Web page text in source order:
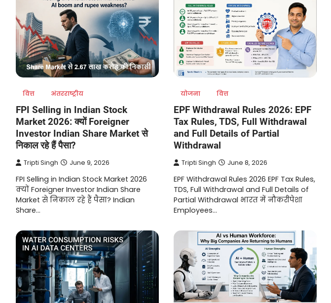
वित्त अंतरराष्ट्रीय
FPI Selling in Indian Stock
Market 2026: क्यों Foreigner
Investor Indian Share Market से
निकाल रहे हैं पैसा?
Tripti Singh June 9, 2026
FPI Selling in Indian Stock Market 2026
क्यों Foreigner Investor Indian Share
Market से निकाल रहे हैं पैसा? Indian
Share…
योजना वित्त
EPF Withdrawal Rules 2026: EPF
Tax Rules, TDS, Full Withdrawal
and Full Details of Partial
Withdrawal
Tripti Singh June 8, 2026
EPF Withdrawal Rules 2026 EPF Tax Rules,
TDS, Full Withdrawal and Full Details of
Partial Withdrawal भारत में नौकरीपेशा
Employees…